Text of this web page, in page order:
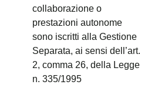
collaborazione o
prestazioni autonome
sono iscritti alla Gestione
Separata, ai sensi dell’art.
2, comma 26, della Legge
n. 335/1995